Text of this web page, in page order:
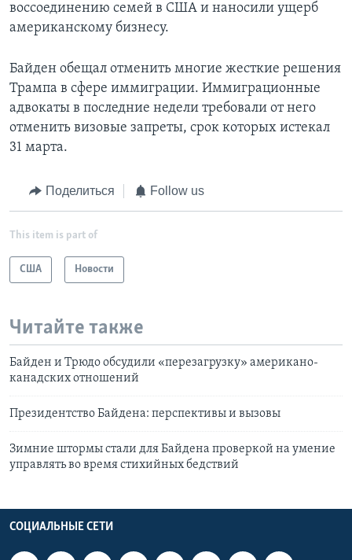
воссоединению семей в США и наносили ущерб
американскому бизнесу.
Байден обещал отменить многие жесткие решения
Трампа в сфере иммиграции. Иммиграционные
адвокаты в последние недели требовали от него
отменить визовые запреты, срок которых истекал
31 марта.
Поделиться Follow us
This item is part of
США Новости
Читайте также
Байден и Трюдо обсудили «перезагрузку» американо-
канадских отношений
Президентство Байдена: перспективы и вызовы
Зимние штормы стали для Байдена проверкой на умение
управлять во время стихийных бедствий
СОЦИАЛЬНЫЕ СЕТИ